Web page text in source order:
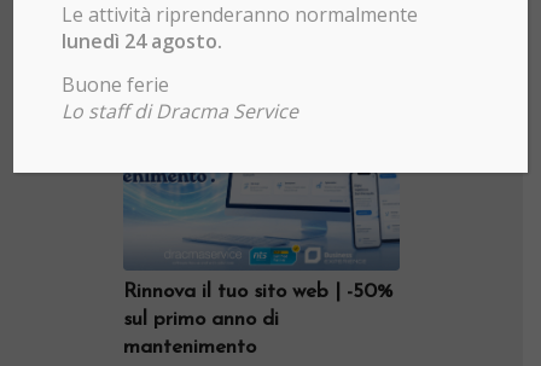
Rinnova il tuo sito web | -50%
sul primo anno di
mantenimento
Le attività riprenderanno normalmente
lunedì 24 agosto.
Buone ferie
Lo staff di Dracma Service